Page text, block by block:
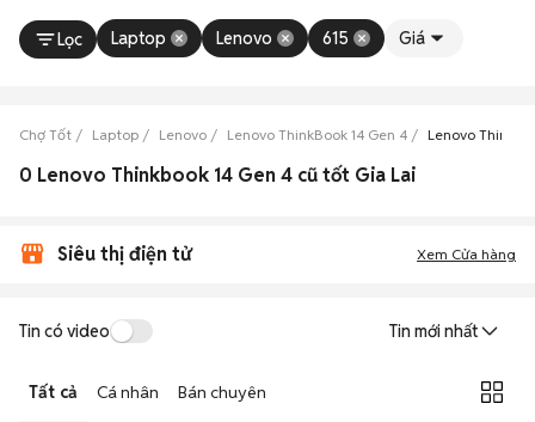
Lọc Laptop Lenovo 615 Giá
Chợ Tốt Laptop Lenovo Lenovo ThinkBook 14 Gen 4 Lenovo
0 Lenovo Thinkbook 14 Gen 4 cũ tốt Gia Lai
Siêu thị điện tử Xem Cửa hàng
Tin có video Tin mới nhất
Tất cả Cá nhân Bán chuyên